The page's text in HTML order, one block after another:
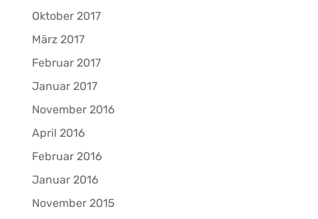
Oktober 2017
März 2017
Februar 2017
Januar 2017
November 2016
April 2016
Februar 2016
Januar 2016
November 2015